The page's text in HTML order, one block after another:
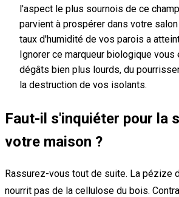
l'aspect le plus sournois de ce
parvient à prospérer dans votre
taux d'humidité de vos parois a
Ignorer ce marqueur biologique vous
dégâts bien plus lourds, du
la destruction de vos isolants.
Faut-il s'inquiéter pour la
votre maison ?
Rassurez-vous tout de suite. La pézize
nourrit pas de la cellulose du bois.